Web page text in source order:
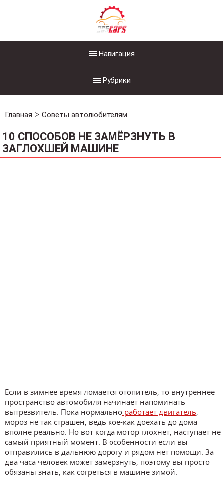
Навигация
Рубрики
Главная Советы автолюбителям
10 СПОСОБОВ НЕ ЗАМЁРЗНУТЬ В
ЗАГЛОХШЕЙ МАШИНЕ
Если в зимнее время ломается отопитель, то внутреннее
пространство автомобиля начинает напоминать
вытрезвитель. Пока нормально работает двигатель,
мороз не так страшен, ведь кое-как доехать до дома
вполне реально. Но вот когда мотор глохнет, наступает не
самый приятный момент. В особенности если вы
отправились в дальнюю дорогу и рядом нет помощи. За
два часа человек может замёрзнуть, поэтому вы просто
обязаны знать, как согреться в машине зимой.